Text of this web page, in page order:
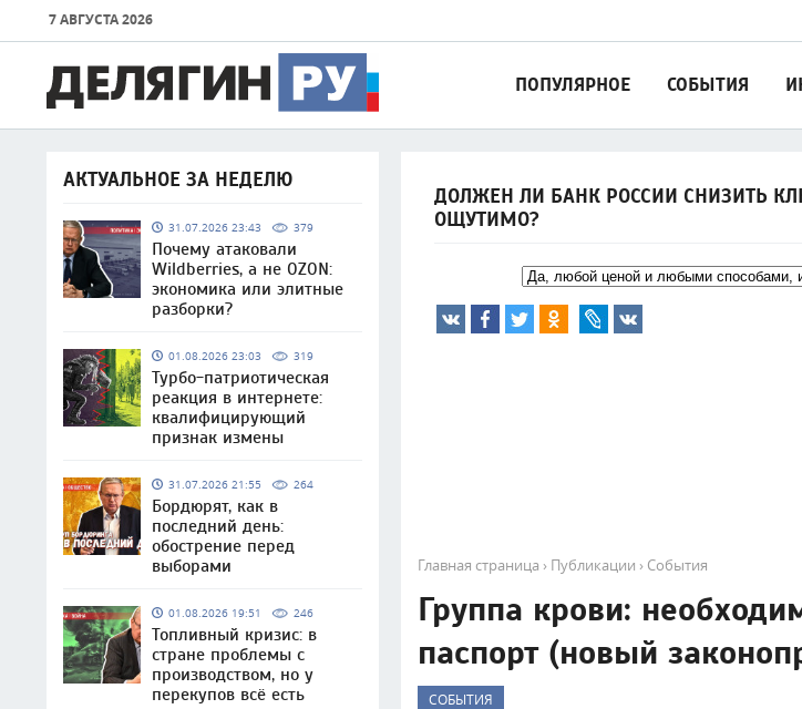
7 АВГУСТА 2026
ПОПУЛЯРНОЕ СОБЫТИЯ
АКТУАЛЬНОЕ ЗА НЕДЕЛЮ
31.07.2026 23:43 379
Почему атаковали
Wildberries, а не OZON:
экономика или элитные
разборки?
01.08.2026 23:03 319
Турбо-патриотическая
реакция в интернете:
квалифицирующий
признак измены
31.07.2026 21:55 264
Бордюрят, как в
последний день:
обострение перед
выборами
01.08.2026 19:51 246
Топливный кризис: в
стране проблемы с
производством, но у
перекупов всё есть
ДОЛЖЕН ЛИ БАНК РОССИИ СНИЗИТЬ
ОЩУТИМО?
Главная страница › Публикации › События
Группа крови:
паспорт (новый
СОБЫТИЯ